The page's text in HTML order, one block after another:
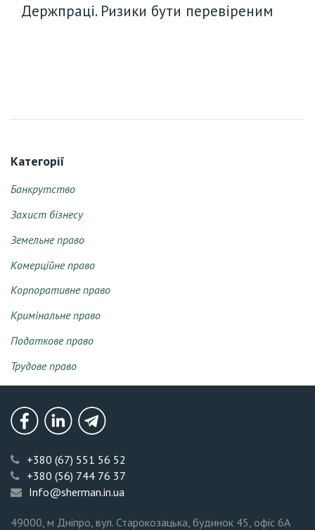
Держпраці. Ризики бути перевіреним
Категорії
Банкрутство
Захист бізнесу
Земельне право
Комерційне право
Корпоративне право
Кримінальне право
Податкове право
Трудове право
+380 (67) 551 56 52
+380 (56) 744 76 37
Info@sherman.in.ua
49000 , м Дніпро, вул. Старокозацька, будинок 45, офіс 6А